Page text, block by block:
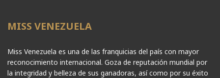
MISS VENEZUELA
Miss Venezuela es una de las franquicias del país con mayor
reconocimiento internacional. Goza de reputación mundial por
la integridad y belleza de sus ganadoras, así como por su éxito